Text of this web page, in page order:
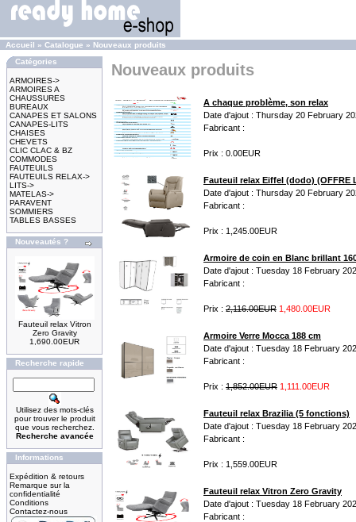
Accueil » Catalogue » Nouveaux produits
Catégories
ARMOIRES->
ARMOIRES A
CHAUSSURES
BUREAUX
CANAPES ET SALONS
CANAPES-LITS
CHAISES
CHEVETS
CLIC CLAC & BZ
COMMODES
FAUTEUILS
FAUTEUILS RELAX->
LITS->
MATELAS->
PARAVENT
SOMMIERS
TABLES BASSES
Nouveautés ?
Fauteuil relax Vitron
Zero Gravity
1,690.00EUR
Recherche rapide
Utilisez des mots-clés
pour trouver le produit
que vous recherchez.
Recherche avancée
Informations
Expédition & retours
Remarque sur la
confidentialité
Conditions
Contactez-nous
Nouveaux produits
A chaque problème, son relax
Date d'ajout : Thursday 20 February
Fabricant :
Prix : 0.00EUR
Fauteuil relax Eiffel (dodo) (OFFRE
Date d'ajout : Thursday 20 February
Fabricant :
Prix : 1,245.00EUR
Armoire de coin en Blanc brillant
Date d'ajout : Tuesday 18 February
Fabricant :
Prix : 2,116.00EUR 1,480.00EUR
Armoire Verre Mocca 188 cm
Date d'ajout : Tuesday 18 February
Fabricant :
Prix : 1,852.00EUR 1,111.00EUR
Fauteuil relax Brazilia (5 fonctions)
Date d'ajout : Tuesday 18 February
Fabricant :
Prix : 1,559.00EUR
Fauteuil relax Vitron Zero Gravity
Date d'ajout : Tuesday 18 February
Fabricant :